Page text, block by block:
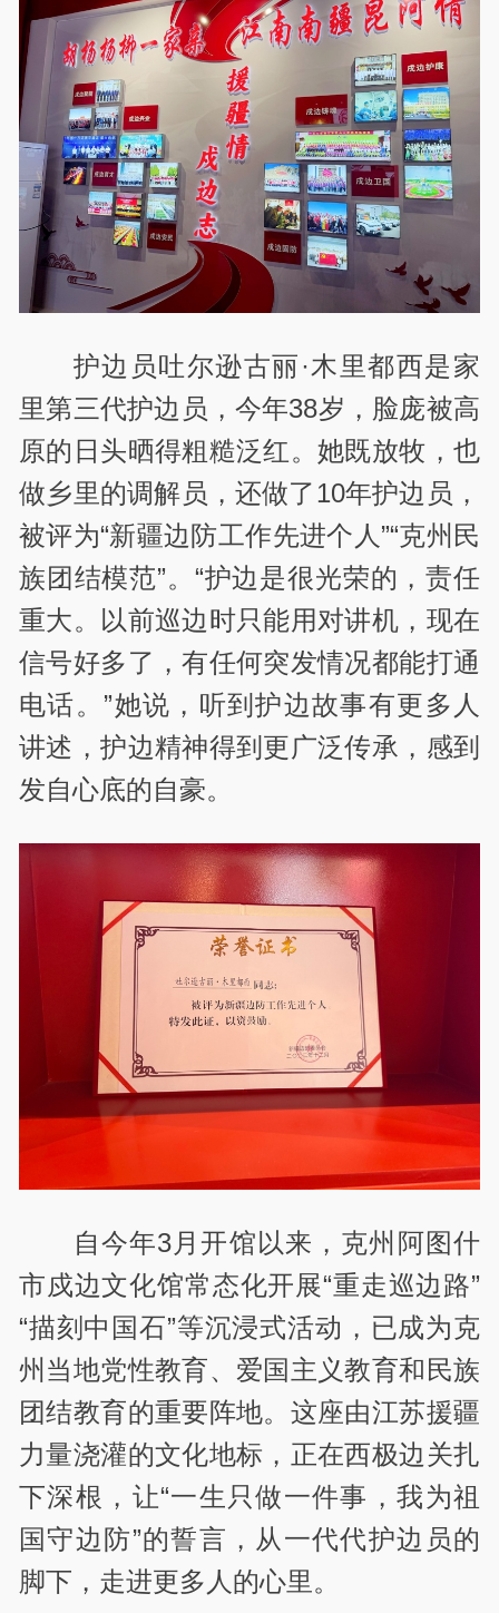
护边员吐尔逊古丽·木里都西是家
里第三代护边员，今年38岁，脸庞被高
原的日头晒得粗糙泛红。她既放牧，也
做乡里的调解员，还做了10年护边员，
被评为“新疆边防工作先进个人”“克州民
族团结模范”。“护边是很光荣的，责任
重大。以前巡边时只能用对讲机，现在
信号好多了，有任何突发情况都能打通
电话。”她说，听到护边故事有更多人
讲述，护边精神得到更广泛传承，感到
发自心底的自豪。
自今年3月开馆以来，克州阿图什
市戍边文化馆常态化开展“重走巡边路”
“描刻中国石”等沉浸式活动，已成为克
州当地党性教育、爱国主义教育和民族
团结教育的重要阵地。这座由江苏援疆
力量浇灌的文化地标，正在西极边关扎
下深根，让“一生只做一件事，我为祖
国守边防”的誓言，从一代代护边员的
脚下，走进更多人的心里。